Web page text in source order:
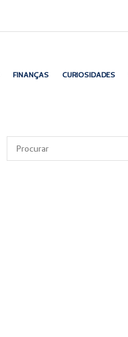
FINANÇAS CURIOSIDADES